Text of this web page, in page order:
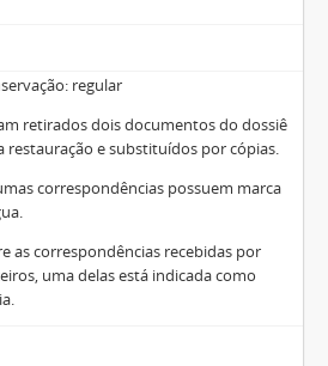
regular
retirados dois documentos do dossiê
restauração e substituídos por cópias.
correspondências possuem marca
as correspondências recebidas por
uma delas está indicada como